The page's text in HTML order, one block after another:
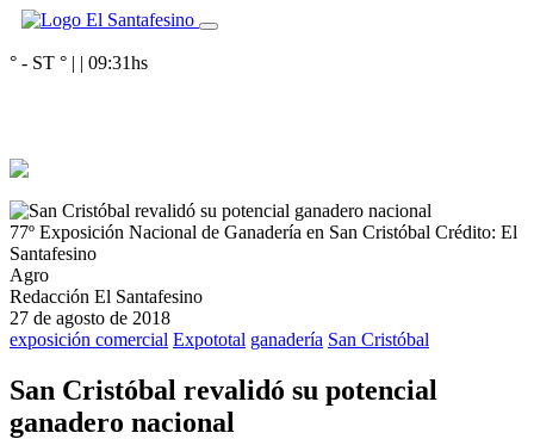
° - ST ° | | 09:31hs
77º Exposición Nacional de Ganadería en San Cristóbal Crédito: El
Santafesino
Agro
Redacción El Santafesino
27 de agosto de 2018
exposición comercial Expototal ganadería San Cristóbal
San Cristóbal revalidó su potencial
ganadero nacional